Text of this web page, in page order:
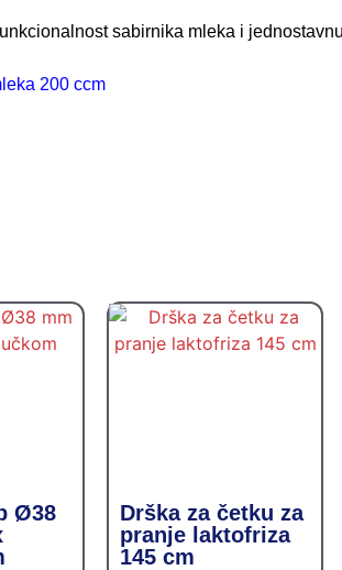
sabirnika mleka i
200 ccm
Ø38
Drška za četku za
pranje laktofriza
145 cm